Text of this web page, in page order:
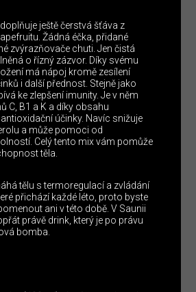
ještě čerstvá šťáva z
Žádná éčka, přidané
zvýrazňovače chuti. Jen čistá
o řízný zázvor. Díky svému
má nápoj kromě zesílení
i další přednost. Stejně jako
ke zlepšení imunity. Je v něm
C, B1 a K a díky obsahu
účinky. Navíc snižuje
a může pomoci od
Celý tento mix vám pomůže
těla.
tělu s termoregulací a zvládání
přichází každé léto, proto byste
ani v této době. V Saunii
právě drink, který je po právu
bomba.